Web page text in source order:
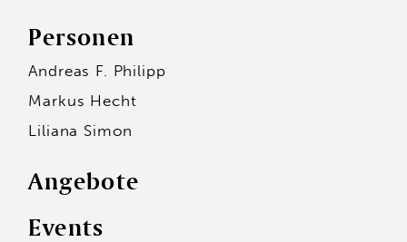
Organisation
Gesellschaft
Personen
Andreas F. Philipp
Markus Hecht
Liliana Simon
Angebote
Events